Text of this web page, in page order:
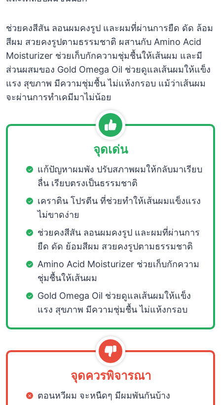
ช่วยคงสีสัน ลอนผมคงรูป และผมที่ผ่านการยืด ดัด ล้อม
สีผม สวยคงรูปตามธรรมชาติ ผสานกับ Amino Acid
Moisturizer ช่วยเก็บกักความชุ่มชื้นให้เส้นผม และมี
ส่วนผสมของ Gold Omega Oil ช่วยดูแลเส้นผมให้แข็ง
แรง สุขภาพ มีความชุ่มชื้น ไม่แห้งกรอบ แม้ว่าเส้นผม
จะผ่านการทำเคมีมาไม่น้อย
จุดเด่น
แก้ปัญหาผมพัง ปรับสภาพผมให้กลับมาเรียบ
ลื่น เรียบตรงเป็นธรรมชาติ
เคราติน โปรตีน ที่ช่วยทำให้เส้นผมแข็งแรง
ไม่ขาดง่าย
ช่วยคงสีสัน ลอนผมคงรูป และผมที่ผ่านการ
ยืด ดัด ย้อมสีผม สวยคงรูปตามธรรมชาติ
Amino Acid Moisturizer ช่วยเก็บกักความ
ชุ่มชื้นให้เส้นผม
Gold Omega Oil ช่วยดูแลเส้นผมให้แข็ง
แรง สุขภาพ มีความชุ่มชื้น ไม่แห้งกรอบ
จุดควรพิจารณา
ตอนหวีผม จะหนืดๆ มีผมพันกันบ้าง